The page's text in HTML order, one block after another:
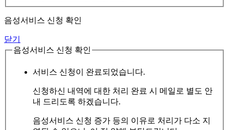
음성서비스 신청 확인
닫기
음성서비스 신청 확인
서비스 신청이 완료되었습니다.
신청하신 내역에 대한 처리 완료 시 메일로 별도 안
내 드리도록 하겠습니다.
음성서비스 신청 증가 등의 이유로 처리가 다소 지